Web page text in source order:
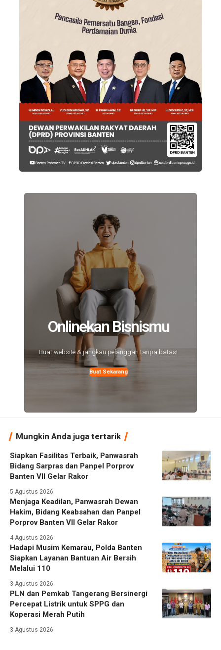
Onlinekan Bisnismu
Buat website & jangkau pelanggan tanpa batas!
Buat Sekarang
Mungkin Anda juga tertarik
Siapkan Fasilitas Terbaik, Panwasrah
Bidang Sarpras dan Panpel Porprov
Banten VII Gelar Rakor
5 Agustus 2026
Menjaga Keadilan, Panwasrah Dewan
Hakim, Bidang Keabsahan dan Panpel
Porprov Banten VII Gelar Rakor
4 Agustus 2026
Hadapi Musim Kemarau, Polda Banten
Siapkan Layanan Bantuan Air Bersih
Melalui 110
3 Agustus 2026
PLN dan Pemkab Tangerang Bersinergi
Percepat Listrik untuk SPPG dan
Koperasi Merah Putih
3 Agustus 2026